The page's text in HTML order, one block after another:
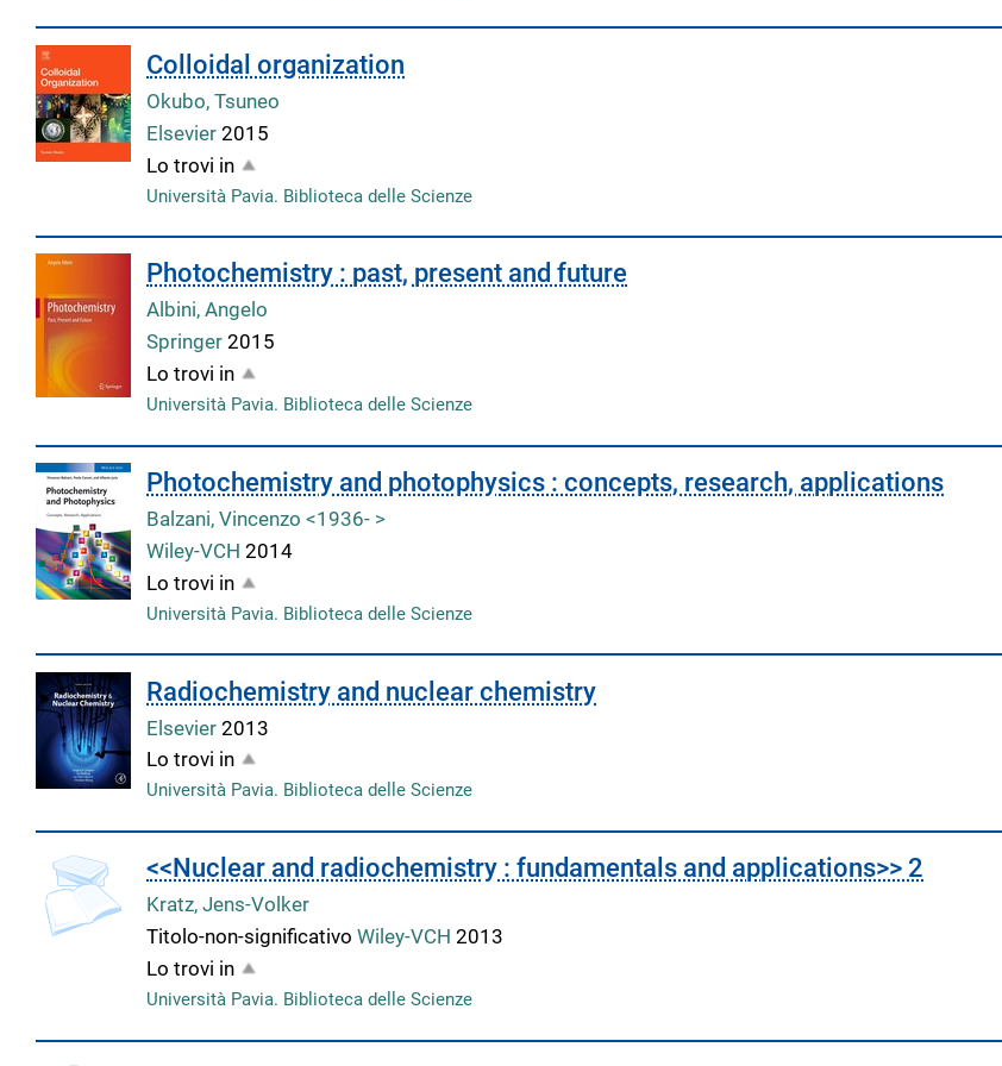
Colloidal organization
Okubo, Tsuneo
Elsevier2015
Lo trovi in
Università Pavia. Biblioteca delle Scienze
Photochemistry : past, present and future
Albini, Angelo
Springer2015
Lo trovi in
Università Pavia. Biblioteca delle Scienze
Photochemistry and photophysics : concepts, research, applications
Balzani, Vincenzo <1936- >
Wiley-VCH2014
Lo trovi in
Università Pavia. Biblioteca delle Scienze
Radiochemistry and nuclear chemistry
Elsevier2013
Lo trovi in
Università Pavia. Biblioteca delle Scienze
copertina <<Nuclear and radiochemistry : fundamentals and applications>> 2
Kratz, Jens-Volker
Titolo-non-significativoWiley-VCH2013
Lo trovi in
Università Pavia. Biblioteca delle Scienze